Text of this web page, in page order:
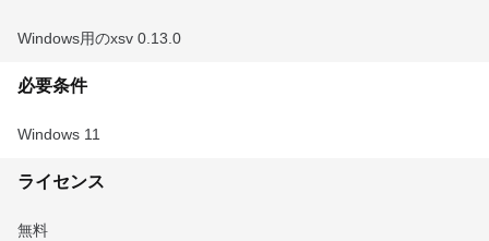
Windows用のxsv 0.13.0
必要条件
Windows 11
ライセンス
無料